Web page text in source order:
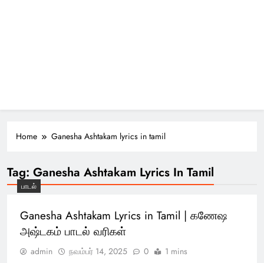
Home Ganesha Ashtakam lyrics in tamil
Tag: Ganesha Ashtakam Lyrics In Tamil
பாடல்
Ganesha Ashtakam Lyrics in Tamil | கணேஷ
அஷ்டகம் பாடல் வரிகள்
admin நவம்பர் 14, 2025 0 1 mins